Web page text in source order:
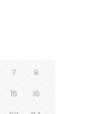
7
8
15
16